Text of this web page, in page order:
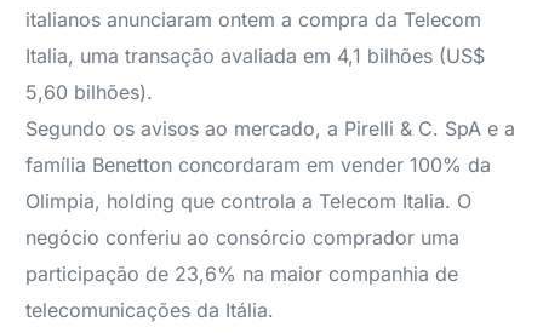
italianos anunciaram ontem a compra da Telecom
Italia, uma transação avaliada em 4,1 bilhões (US$
5,60 bilhões).
Segundo os avisos ao mercado, a Pirelli & C. SpA e a
família Benetton concordaram em vender 100% da
Olimpia, holding que controla a Telecom Italia. O
negócio conferiu ao consórcio comprador uma
participação de 23,6% na maior companhia de
telecomunicações da Itália.